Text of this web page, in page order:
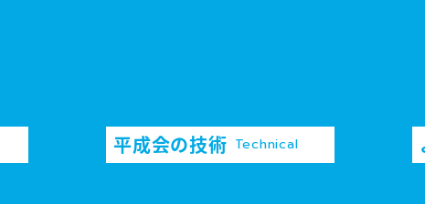
平成会の技術 Technical